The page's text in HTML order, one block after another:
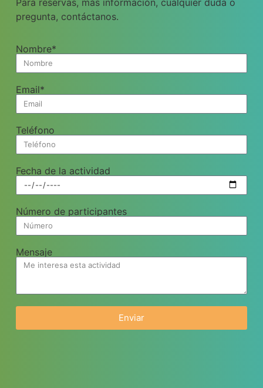
Para reservas, más información, cualquier duda o
pregunta, contáctanos.
Nombre*
Email*
Teléfono
Fecha de la actividad
Número de participantes
Mensaje
Enviar